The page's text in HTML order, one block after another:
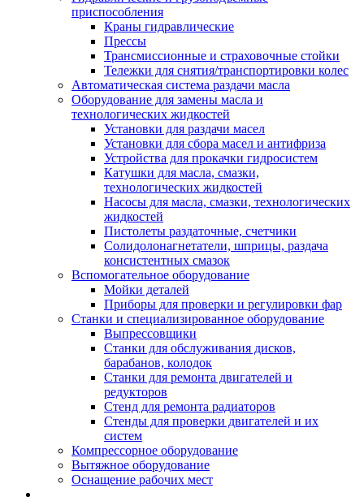
приспособления
Краны гидравлические
Прессы
Трансмиссионные и страховочные стойки
Тележки для снятия/транспортировки колес
Автоматическая система раздачи масла
Оборудование для замены масла и
технологических жидкостей
Установки для раздачи масел
Установки для сбора масел и антифриза
Устройства для прокачки гидросистем
Катушки для масла, смазки,
технологических жидкостей
Насосы для масла, смазки, технологических
жидкостей
Пистолеты раздаточные, счетчики
Солидолонагнетатели, шприцы, раздача
консистентных смазок
Вспомогательное оборудование
Мойки деталей
Приборы для проверки и регулировки фар
Станки и специализированное оборудование
Выпрессовщики
Станки для обслуживания дисков,
барабанов, колодок
Станки для ремонта двигателей и
редукторов
Стенд для ремонта радиаторов
Стенды для проверки двигателей и их
систем
Компрессорное оборудование
Вытяжное оборудование
Оснащение рабочих мест